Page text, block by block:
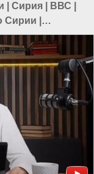
Сирия ВВС
Сирии
Сирия и Израиль